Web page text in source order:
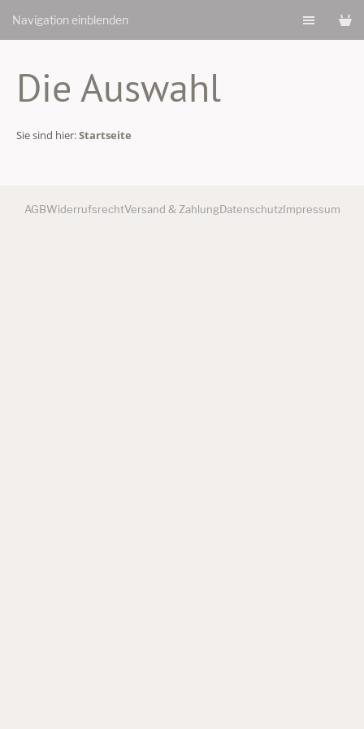
Navigation einblenden
Die Auswahl
Sie sind hier:Startseite
AGBWiderrufsrechtVersand & ZahlungDatenschutzImpressum